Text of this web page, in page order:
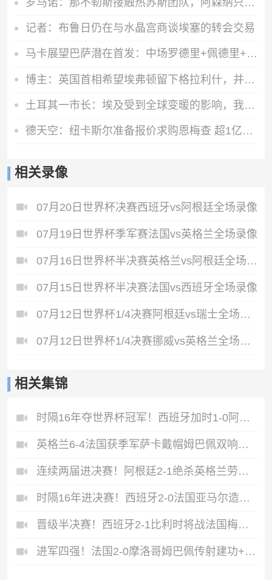
罗马诺：那不勒斯接触热苏斯团队，阿森纳只接受永久转会
记者：布鲁日仍在与水晶宫商谈埃塞的转会交易
马卡展望巴萨潜在首发：中场罗德里+佩德里+奥尔莫 阿德耶米中锋
博主：英国首相希望埃弗顿留下格拉利什，并在今夏签下一名右后卫
土耳其一市长：埃及受到全球变暖的影响，我们愿给萨拉赫一块土地
德天空：纽卡斯尔准备报价求购恩梅查 超1亿欧才能让多特考虑放人
相关录像
07月20日世界杯决赛西班牙vs阿根廷全场录像
07月19日世界杯季军赛法国vs英格兰全场录像
07月16日世界杯半决赛英格兰vs阿根廷全场录像
07月15日世界杯半决赛法国vs西班牙全场录像
07月12日世界杯1/4决赛阿根廷vs瑞士全场录像
07月12日世界杯1/4决赛挪威vs英格兰全场录像
相关集锦
时隔16年夺世界杯冠军！西班牙加时1-0阿根廷费兰制胜恩佐染红
英格兰6-4法国获季军萨卡戴帽姆巴佩双响创纪录奥利塞2助+失良机
连续两届进决赛！阿根廷2-1绝杀英格兰劳塔罗恩佐破门梅西两助攻
时隔16年进决赛！西班牙2-0法国亚马尔造点奥亚萨瓦尔、波罗破门
晋级半决赛！西班牙2-1比利时将战法国梅里诺替补绝杀拉门斯送礼
进军四强！法国2-0摩洛哥姆巴佩传射建功+失点登贝莱贴地斩